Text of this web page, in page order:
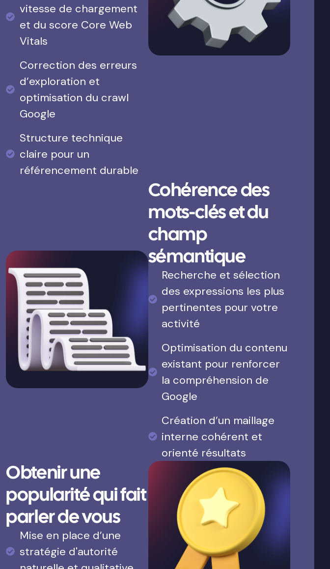
vitesse de chargement
et du score Core Web
Vitals
Correction des erreurs
d’exploration et
optimisation du crawl
Google
Structure technique
claire pour un
référencement durable
Cohérence des
mots-clés et du
champ
sémantique
Recherche et sélection
des expressions les plus
pertinentes pour votre
activité
Optimisation du contenu
existant pour renforcer
la compréhension de
Google
Création d’un maillage
interne cohérent et
orienté résultats
Obtenir une
popularité qui fait
parler de vous
Mise en place d’une
stratégie d'autorité